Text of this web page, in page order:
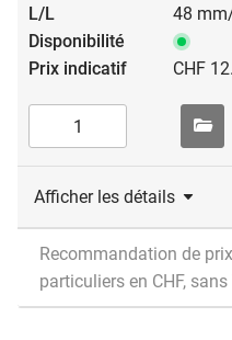
48
CHF
Afficher les détails
Recommandation de
particuliers en CHF, sans